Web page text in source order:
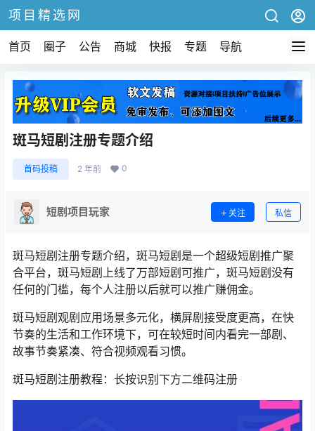
项目精选网
首页 圈子 公告 商城 快报 专题 导航
斑马短剧注册专题介绍
首码投稿 2 年前 0
短剧项目玩家 关注 私信
斑马短剧注册专题介绍，斑马短剧是一个超级短剧推广聚
合平台，斑马短剧上线了万部短剧可推广，斑马短剧没有
任何的门槛，每个人注册以后就可以推广赚佣金。
斑马短剧观剧应用场景多元化，横屏剧接受度更高，在快
节奏的生活和工作环境下，可在较短时间内看完一部剧、
故事节奏紧凑、符合视频观看习惯。
斑马短剧注册教程：长按识别下方二维码注册